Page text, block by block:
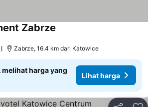
Zabrze
Zabrze, 16.4 km dari Katowice
harga yang
Lihat harga